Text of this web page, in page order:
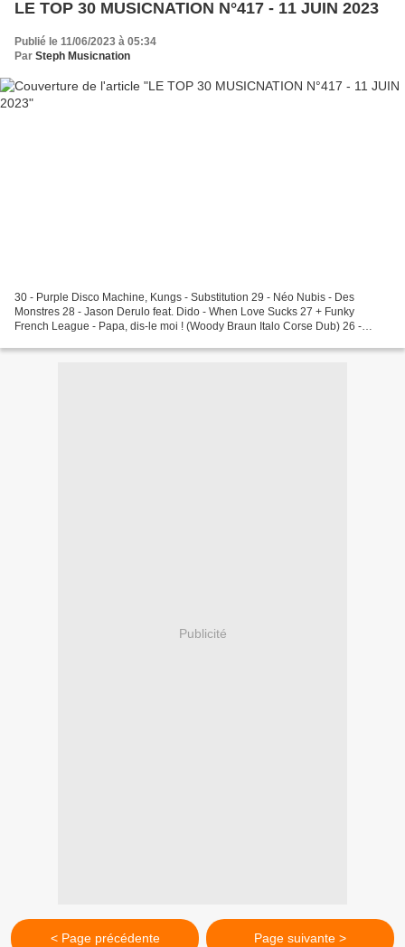
LE TOP 30 MUSICNATION N°417 - 11 JUIN 2023
Publié le 11/06/2023 à 05:34
Par Steph Musicnation
30 - Purple Disco Machine, Kungs - Substitution 29 - Néo Nubis - Des
Monstres 28 - Jason Derulo feat. Dido - When Love Sucks 27 + Funky
French League - Papa, dis-le moi ! (Woody Braun Italo Corse Dub) 26 -
Publicité
< Page précédente Page suivante >